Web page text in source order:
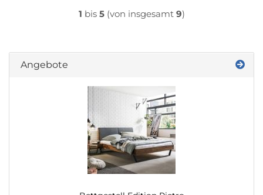
1 bis 5(von insgesamt 9)
Angebote